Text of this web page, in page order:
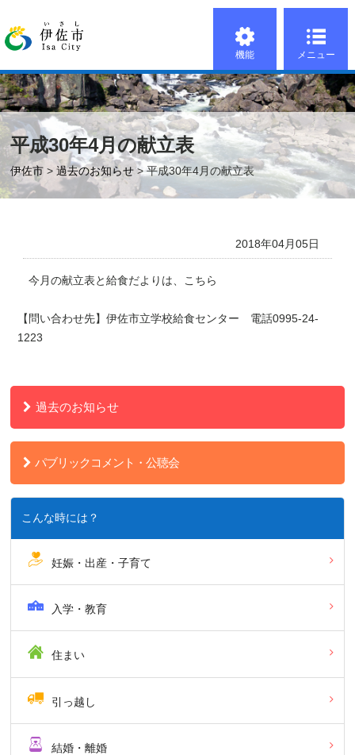
機能 メニュー
平成30年4月の献立表
伊佐市 >過去のお知らせ > 平成30年4月の献立表
2018年04月05日
今月の献立表と給食だよりは、こちら
【問い合わせ先】伊佐市立学校給食センター 電話0995-24-
1223
過去のお知らせ
パブリックコメント・公聴会
こんな時には？
妊娠・出産・子育て
入学・教育
住まい
引っ越し
結婚・離婚